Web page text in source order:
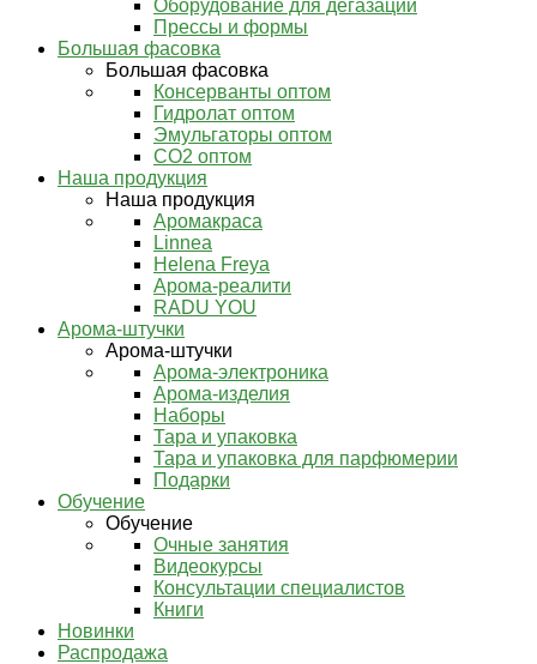
Оборудование для дегазации
Прессы и формы
Большая фасовка
Большая фасовка
Консерванты оптом
Гидролат оптом
Эмульгаторы оптом
СО2 оптом
Наша продукция
Наша продукция
Аромакраса
Linnea
Helena Freya
Арома-реалити
RADU YOU
Арома-штучки
Арома-штучки
Арома-электроника
Арома-изделия
Наборы
Тара и упаковка
Тара и упаковка для парфюмерии
Подарки
Обучение
Обучение
Очные занятия
Видеокурсы
Консультации специалистов
Книги
Новинки
Распродажа